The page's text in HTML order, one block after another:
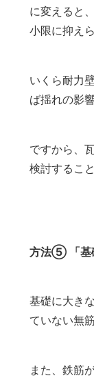
に変えると
小限に抑え
いくら耐力
ば揺れの影
ですから、
検討するこ
方法⑤ 「基
基礎に大き
ていない無
また、鉄筋